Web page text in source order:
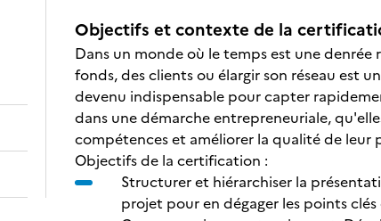
Objectifs et contexte de la
Dans un monde où le temps est une
fonds, des clients ou élargir son réseau est
devenu indispensable pour capter
dans une démarche entrepreneuriale,
compétences et améliorer la qualité de leur
Objectifs de la certification :
Structurer et hiérarchiser la
projet pour en dégager les points